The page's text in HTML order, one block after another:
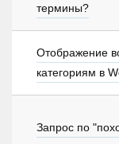
термины?
Отображение
категориям в
Запрос по